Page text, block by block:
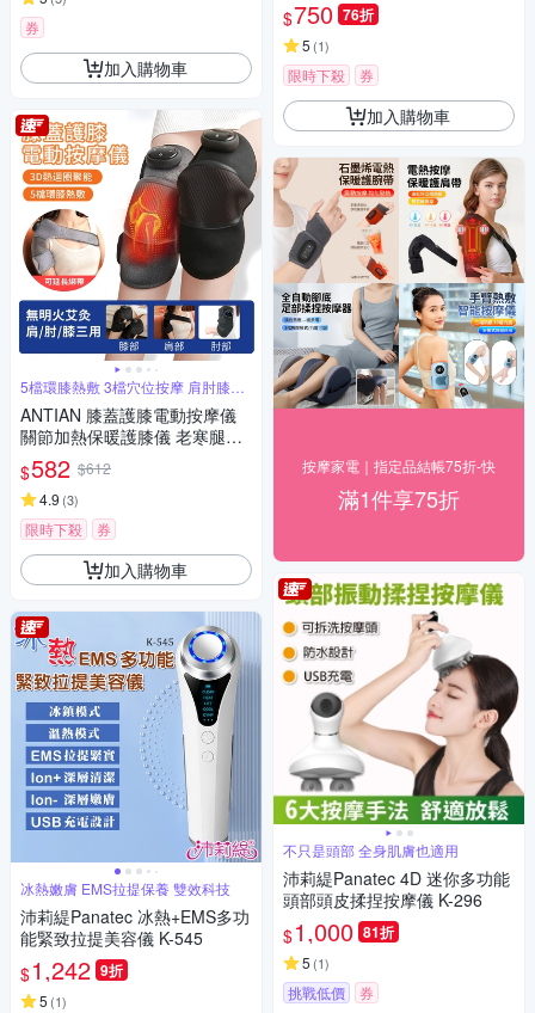
券
加入購物車
5檔環膝熱敷 3檔穴位按摩 肩肘膝多
用途
ANTIAN 膝蓋護膝電動按摩儀
關節加熱保暖護膝儀 老寒腿保
暖發熱器 肩肘膝蓋三用 長輩送
禮 單只
$582 $612
4.9 (3)
限時下殺 券
加入購物車
冰熱嫩膚 EMS拉提保養 雙效科技
沛莉緹Panatec 冰熱+EMS多功
能緊致拉提美容儀 K-545
$1,242 9折
5 (1)
物）
$750 76折
5 (1)
限時下殺 券
加入購物車
按摩家電｜指定品結帳75折-快
滿1件享75折
不只是頭部 全身肌膚也適用
沛莉緹Panatec 4D 迷你多功能
頭部頭皮揉捏按摩儀 K-296
$1,000 81折
5 (1)
挑戰低價 券